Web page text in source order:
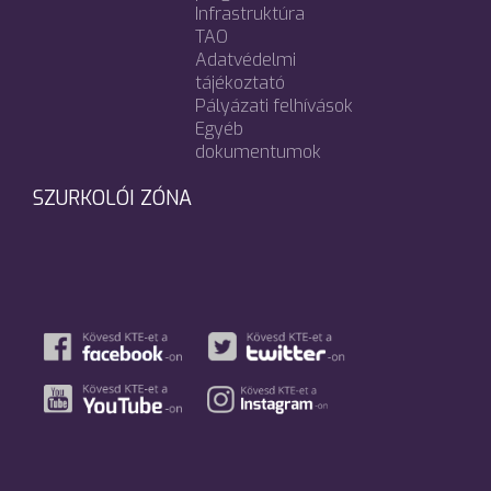
Infrastruktúra
TAO
Adatvédelmi
tájékoztató
Pályázati felhívások
Egyéb
dokumentumok
SZURKOLÓI ZÓNA